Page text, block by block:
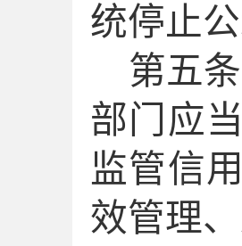
统停止
第五条
部门应
监管信
效管理